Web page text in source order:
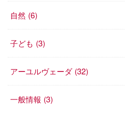
自然 (6)
子ども (3)
アーユルヴェーダ (32)
一般情報 (3)